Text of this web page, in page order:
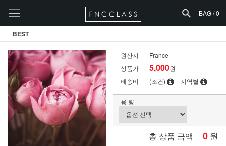
BAG /0
BEST
원산지
France
상품가
5,000원
배송비
(조건) 지역별
용 량
총 상품 금액 0 원